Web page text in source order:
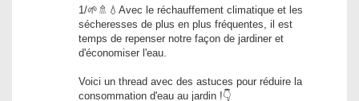
1/🌱🚿💧Avec le réchauffement climatique et les
sécheresses de plus en plus fréquentes, il est
temps de repenser notre façon de jardiner et
d'économiser l'eau.
Voici un thread avec des astuces pour réduire la
consommation d'eau au jardin !👇